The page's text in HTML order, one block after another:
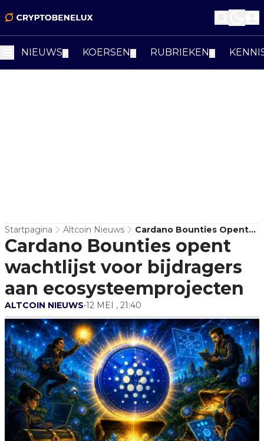
NIEUWS KOERSEN RUBRIEKEN
Startpagina Altcoin Nieuws
Cardano Bounties Opent
Wachtlijst Voor Bijdragers
Aan Ecosysteemprojecten
Cardano Bounties opent
wachtlijst voor bijdragers
aan ecosysteemprojecten
ALTCOIN NIEUWS•12 MEI , 21:40